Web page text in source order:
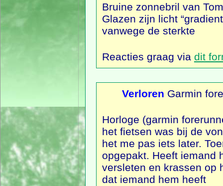
Bruine zonnebril van
Glazen zijn licht
vanwege de sterkte
Reacties graag via dit
Verloren Garmin
Horloge (garmin
het fietsen was bij de
het me pas iets later.
opgepakt. Heeft iemand
versleten en krassen op
dat iemand hem heeft